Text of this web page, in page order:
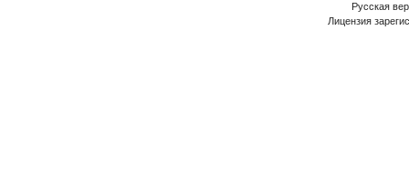
Русская
Лицензия